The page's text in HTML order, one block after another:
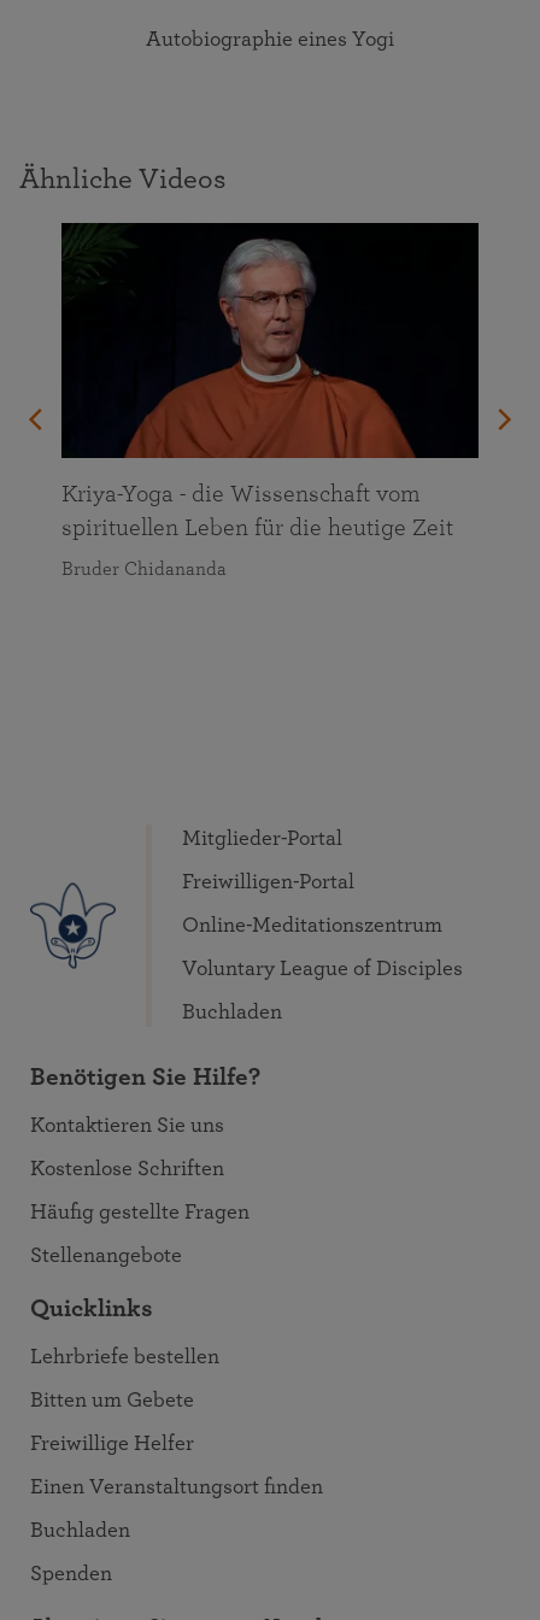
Autobiographie eines Yogi
Ähnliche Videos
Kriya-Yoga - die Wissenschaft vom
spirituellen Leben für die heutige Zeit
Bruder Chidananda
Mitglieder-Portal
Freiwilligen-Portal
Online-Meditationszentrum
Voluntary League of Disciples
Buchladen
Benötigen Sie Hilfe?
Kontaktieren Sie uns
Kostenlose Schriften
Häufig gestellte Fragen
Stellenangebote
Quicklinks
Lehrbriefe bestellen
Bitten um Gebete
Freiwillige Helfer
Einen Veranstaltungsort finden
Buchladen
Spenden